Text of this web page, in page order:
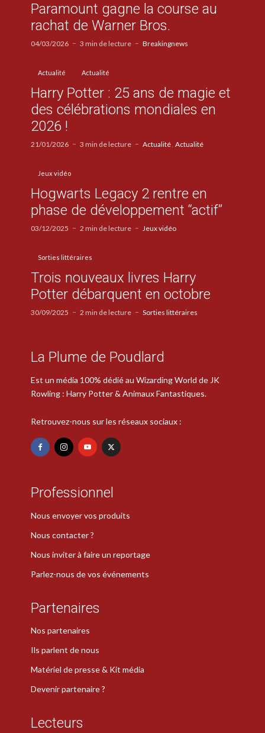
Paramount gagne la course au
rachat de Warner Bros.
04/03/2026 3 min de lecture Breakingnews
Actualité Actualité
Harry Potter : 25 ans de magie et
des célébrations mondiales en
2026 !
21/01/2026 3 min de lecture Actualité Actualité
Jeux vidéo
Hogwarts Legacy 2 rentre en
phase de développement “actif”
03/12/2025 2 min de lecture Jeux vidéo
Sorties littéraires
Trois nouveaux livres Harry
Potter débarquent en octobre
30/09/2025 2 min de lecture Sorties littéraires
La Plume de Poudlard
Est un média 100% dédié au Wizarding World de JK
Rowling : Harry Potter & Animaux Fantastiques.
Retrouvez-nous sur les réseaux sociaux :
Professionnel
Nous envoyer vos produits
Nous contacter ?
Nous inviter à faire un reportage
Parlez-nous de vos événements
Partenaires
Nos partenaires
Ils parlent de nous
Matériel de presse & Kit média
Devenir partenaire ?
Lecteurs